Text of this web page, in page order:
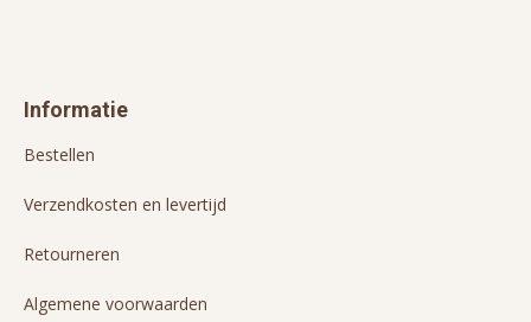
Informatie
Bestellen
Verzendkosten en levertijd
Retourneren
Algemene voorwaarden